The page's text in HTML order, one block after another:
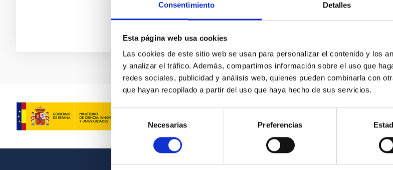
Consentimiento Detalles
Esta página web usa cookies
Las cookies de este sitio web se usan para personalizar el contenido y los
y analizar el tráfico. Además, compartimos información sobre el uso que
redes sociales, publicidad y análisis web, quienes pueden combinarla con
que hayan recopilado a partir del uso que haya hecho de sus servicios.
consentimiento
Necesarias Preferencias